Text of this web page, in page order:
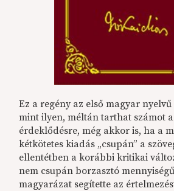
Ez a regény az első magyar
mint ilyen, méltán tarthat számot
érdeklődésre, még akkor is, ha a
kétkötetes kiadás „csupán” a
ellentétben a korábbi kritikai
nem csupán borzasztó
magyarázat segítette az